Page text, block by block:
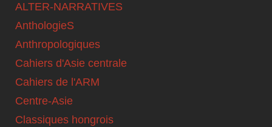
ALTER-NARRATIVES
AnthologieS
Anthropologiques
Cahiers d'Asie centrale
Cahiers de l'ARM
Centre-Asie
Classiques hongrois